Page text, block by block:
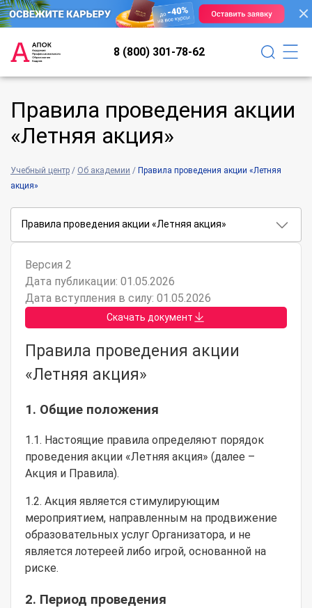
8 (800) 301-78-62
Правила проведения акции
«Летняя акция»
Учебный центр / Об академии / Правила проведения акции «Летняя
акция»
Правила проведения акции «Летняя акция»
Версия 2
Дата публикации: 01.05.2026
Дата вступления в силу: 01.05.2026
Скачать документ
Правила проведения акции
«Летняя акция»
1. Общие положения
1.1. Настоящие правила определяют порядок
проведения акции «Летняя акция» (далее –
Акция и Правила).
1.2. Акция является стимулирующим
мероприятием, направленным на продвижение
образовательных услуг Организатора, и не
является лотереей либо игрой, основанной на
риске.
2. Период проведения